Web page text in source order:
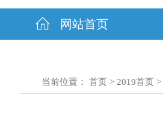
网站首页
当前位置： 首页> 2019首页>